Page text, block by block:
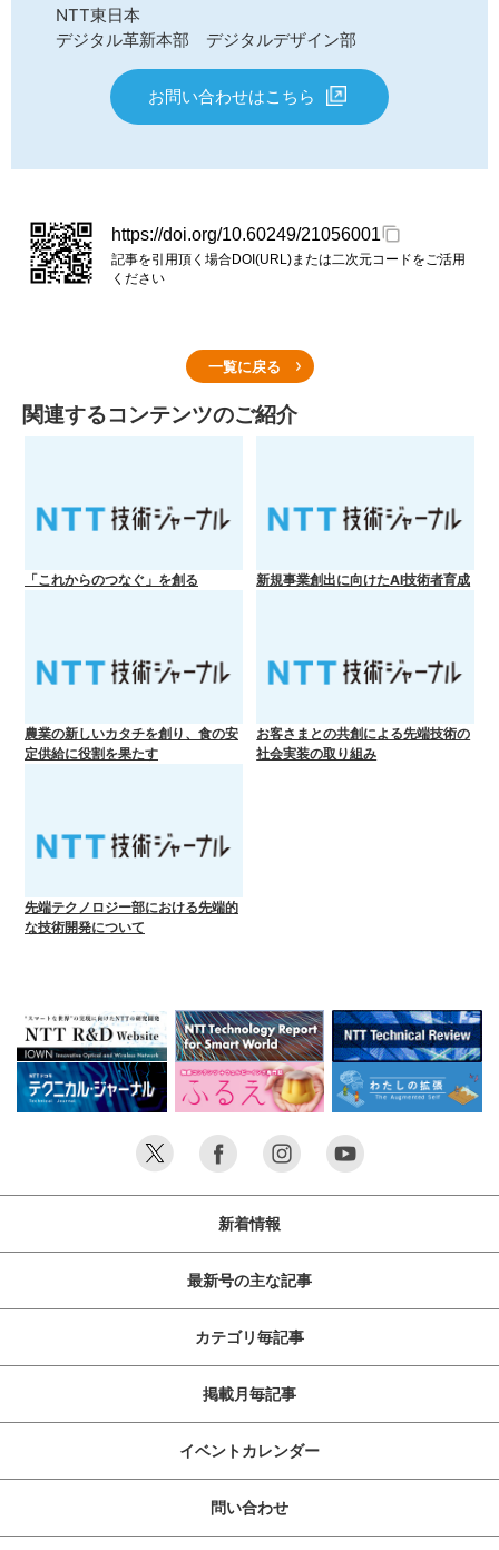
NTT東日本
デジタル革新本部 デジタルデザイン部
お問い合わせはこちら
https://doi.org/10.60249/21056001
記事を引用頂く場合DOI(URL)または二次元コードをご活用
ください
一覧に戻る
関連するコンテンツのご紹介
「これからのつなぐ」を創る 新規事業創出に向けたAI技術者育成
農業の新しいカタチを創り、食の安
定供給に役割を果たす
お客さまとの共創による先端技術の
社会実装の取り組み
先端テクノロジー部における先端的
な技術開発について
新着情報
最新号の主な記事
カテゴリ毎記事
掲載月毎記事
イベントカレンダー
問い合わせ